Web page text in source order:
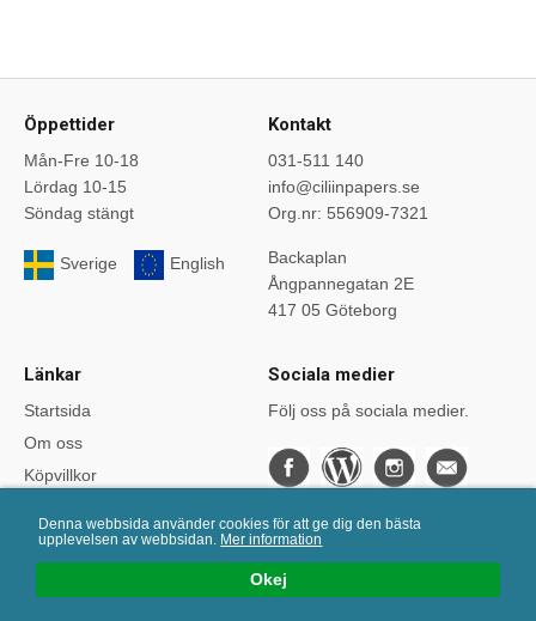
Okej
Denna webbsida använder cookies för att ge dig den bästa
upplevelsen av webbsidan. Mer information
Öppettider
Mån-Fre 10-18
Lördag 10-15
Söndag stängt
Sverige English
Kontakt
031-511 140
info@ciliinpapers.se
Org.nr: 556909-7321
Backaplan
Ångpannegatan 2E
417 05 Göteborg
Länkar
Startsida
Om oss
Köpvillkor
Kurser
Sociala medier
Följ oss på sociala medier.